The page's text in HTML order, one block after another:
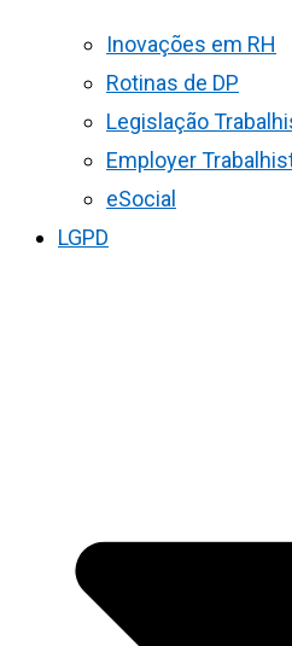
Inovações em RH
Rotinas de DP
Legislação
Employer
eSocial
LGPD